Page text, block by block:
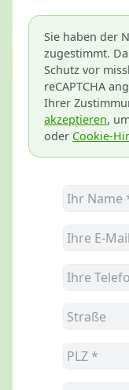
Sie haben der
zugestimmt.
Schutz vor
reCAPTCHA
Ihrer
akzeptieren,
oder Cookie-